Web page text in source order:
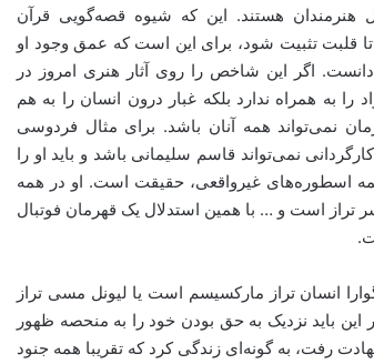
هستند. این که شیوه قصه‌گویی قرآن
قلبت تثبیت شود، برای این است که عمق وجود او
اگر این شاخص را روی آثار هنری امروز در
را به همراه ندارد بلکه غبار درون انسان را به هم
نمی‌تواند همه آنان باشد. برای مثال فردوسی
نمی‌تواند قاسم سلیمانی باشد و باید او را
اسطوره‌های غیرواقعی، حقیقت است. او در همه
تراز است و … با همین استدلال یک قهرمان فوتبال
انسان تراز مارکسیسم است یا لیونل مسی تراز
باید نزدیک به حق بودن خود را به منحصه ظهور
سال کوه به کوه به دنبال شهادت رفت، به گونه‌ای زندگی کرد که تقریبا همه جنود